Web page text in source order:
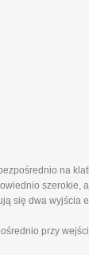
na
szerokie,
się dwa wyjścia
przy